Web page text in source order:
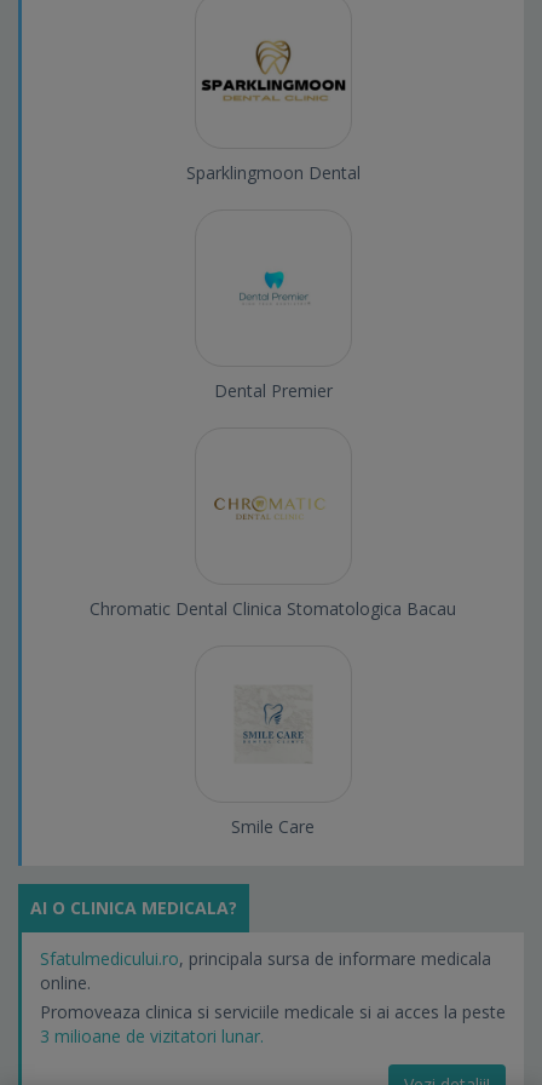
Sparklingmoon Dental
Dental Premier
Chromatic Dental Clinica Stomatologica Bacau
Smile Care
AI O CLINICA MEDICALA?
Sfatulmedicului.ro, principala sursa de informare medicala
online.
Promoveaza clinica si serviciile medicale si ai acces la peste
3 milioane de vizitatori lunar.